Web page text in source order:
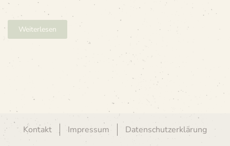
Weiterlesen
Kontakt Impressum Datenschutzerklärung